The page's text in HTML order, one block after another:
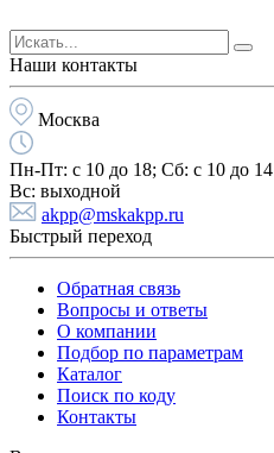
Наши контакты
Москва
Пн-Пт: с 10 до 18; Cб: с 10 до 14
Вс: выходной
akpp@mskakpp.ru
Быстрый переход
Обратная связь
Вопросы и ответы
О компании
Подбор по параметрам
Каталог
Поиск по коду
Контакты